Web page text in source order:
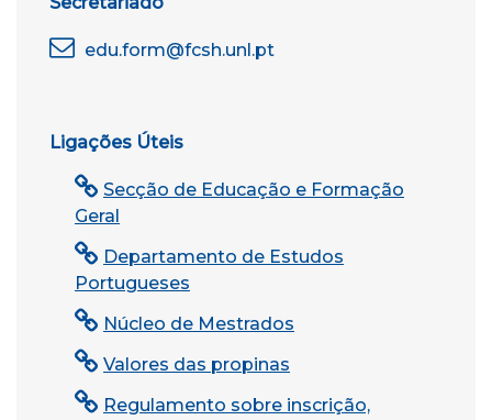
edu.form@fcsh.unl.pt
Ligações Úteis
Secção de Educação e Formação
Geral
Departamento de Estudos
Portugueses
Núcleo de Mestrados
Valores das propinas
Regulamento sobre inscrição,